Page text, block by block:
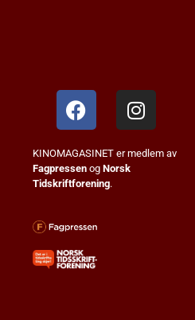
KINOMAGASINET er medlem av
Fagpressen og Norsk
Tidskriftforening.